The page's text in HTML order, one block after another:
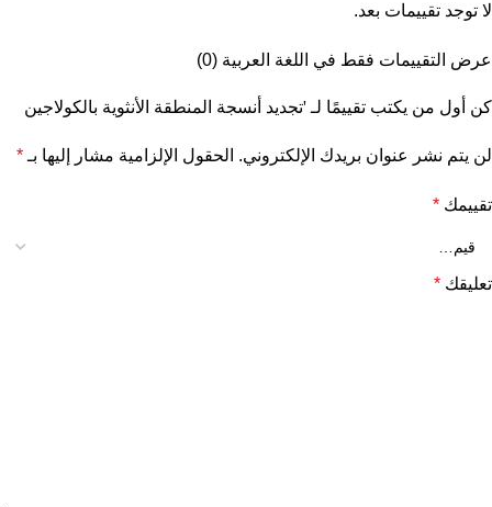
لا توجد تقييمات بعد.
عرض التقييمات فقط في اللغة العربية (0)
كن أول من يكتب تقييمًا لـ 'تجديد أنسجة المنطقة الأنثوية بالكولاجين
لن يتم نشر عنوان بريدك الإلكتروني. الحقول الإلزامية مشار إليها بـ*
تقييمك *
تعليقك *